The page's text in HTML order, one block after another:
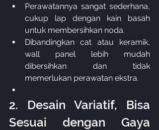
Perawatannya sangat sederhana,
cukup lap dengan kain basah
untuk membersihkan noda.
Dibandingkan cat atau keramik,
wall panel lebih mudah
dibersihkan dan tidak
memerlukan perawatan ekstra.
2. Desain Variatif, Bisa
Sesuai dengan Gaya